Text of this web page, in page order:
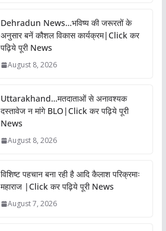
Dehradun News…भविष्य की जरूरतों के
अनुसार बनें कौशल विकास कार्यक्रम|Click कर
पढ़िये पूरी News
August 8, 2026
Uttarakhand…मतदाताओं से अनावश्यक
दस्तावेज न मांगे BLO|Click कर पढ़िये पूरी
News
August 8, 2026
विशिष्ट पहचान बना रही है आदि कैलाश परिक्रमाः
महाराज |Click कर पढ़िये पूरी News
August 7, 2026